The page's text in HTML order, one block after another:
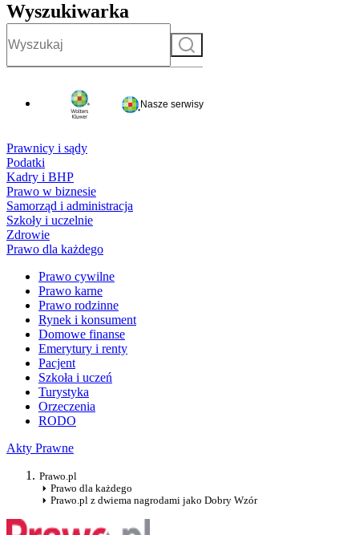
Wyszukiwarka
Szukaj
Nasze serwisy
Prawnicy i sądy
Podatki
Kadry i BHP
Prawo w biznesie
Samorząd i administracja
Szkoły i uczelnie
Zdrowie
Prawo dla każdego
Prawo cywilne
Prawo karne
Prawo rodzinne
Rynek i konsument
Domowe finanse
Emerytury i renty
Pacjent
Szkoła i uczeń
Turystyka
Orzeczenia
RODO
Akty Prawne
Prawo.pl
Prawo dla każdego
Prawo.pl z dwiema nagrodami jako Dobry Wzór